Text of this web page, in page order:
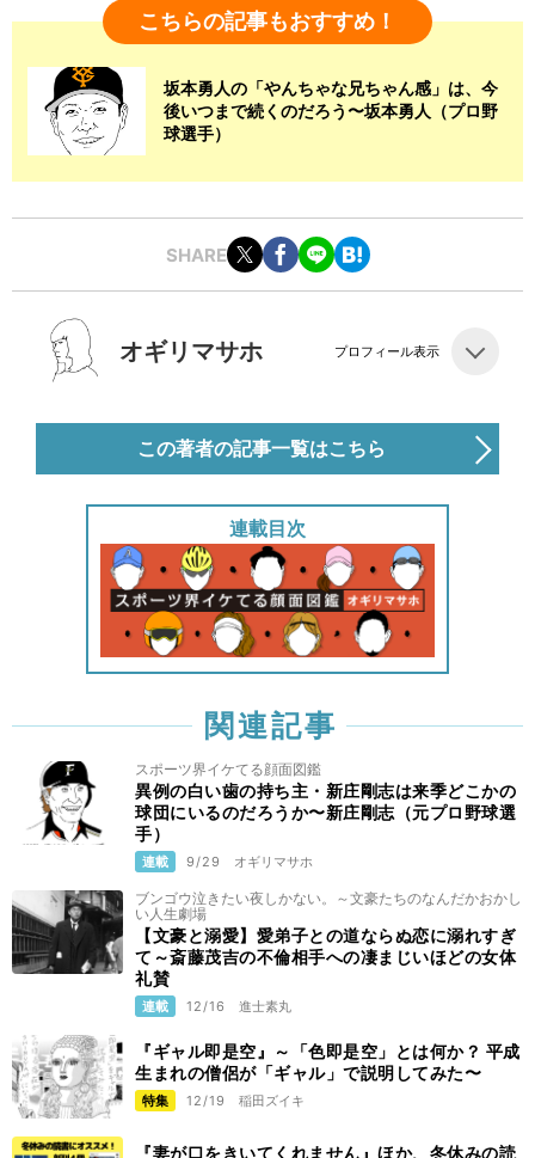
こちらの記事もおすすめ！
坂本勇人の「やんちゃな兄ちゃん感」は、今
後いつまで続くのだろう〜坂本勇人（プロ野
球選手）
SHARE
オギリマサホ プロフィール表示
この著者の記事一覧はこちら
連載目次
関連記事
スポーツ界イケてる顔面図鑑
異例の白い歯の持ち主・新庄剛志は来季どこかの
球団にいるのだろうか〜新庄剛志（元プロ野球選
手）
連載 9/29 オギリマサホ
ブンゴウ泣きたい夜しかない。～文豪たちのなんだかおかし
い人生劇場
【文豪と溺愛】愛弟子との道ならぬ恋に溺れすぎ
て～斎藤茂吉の不倫相手への凄まじいほどの女体
礼賛
連載 12/16 進士素丸
『ギャル即是空』～「色即是空」とは何か？ 平成
生まれの僧侶が「ギャル」で説明してみた〜
特集 12/19 稲田ズイキ
『妻が口をきいてくれません』ほか、冬休みの読